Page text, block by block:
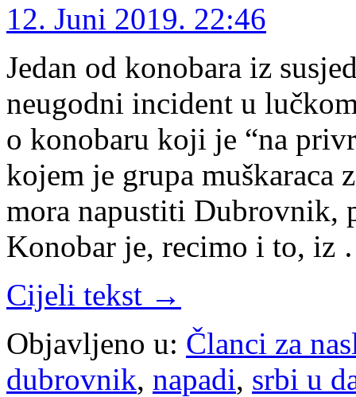
12. Juni 2019. 22:46
Jedan od konobara iz
neugodni incident u
o konobaru koji je “na
kojem je grupa muškaraca
mora napustiti Dubrovnik,
Konobar je, recimo i to, iz
Cijeli tekst →
Objavljeno u: Članci za
dubrovnik, napadi, srbi u